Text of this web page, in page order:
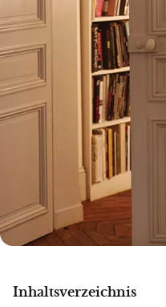
Inhaltsverzeichnis